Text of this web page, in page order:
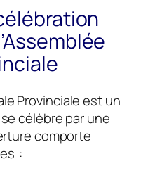
Provinciale est un
célèbre par une
comporte
: